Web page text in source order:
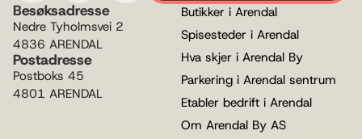
Besøksadresse
Nedre Tyholmsvei 2
4836 ARENDAL
Postadresse
Postboks 45
4801 ARENDAL
Butikker i Arendal
Spisesteder i Arendal
Hva skjer i Arendal By
Parkering i Arendal sentrum
Etabler bedrift i Arendal
Om Arendal By AS